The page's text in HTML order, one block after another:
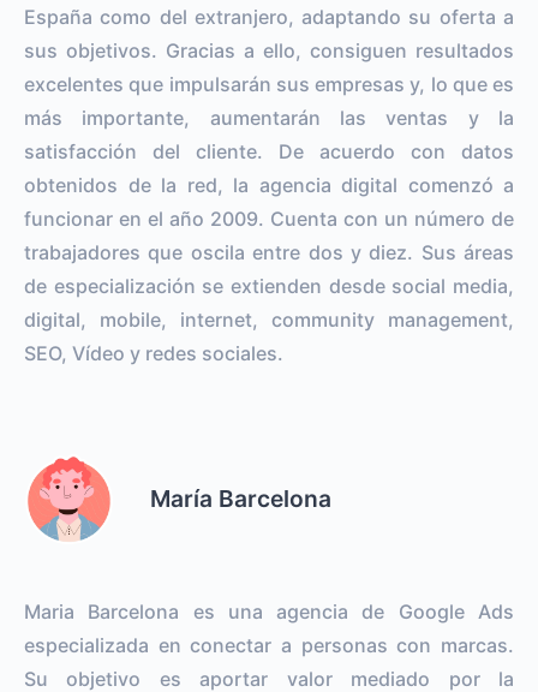
España como del extranjero, adaptando su oferta a
sus objetivos. Gracias a ello, consiguen resultados
excelentes que impulsarán sus empresas y, lo que es
más importante, aumentarán las ventas y la
satisfacción del cliente. De acuerdo con datos
obtenidos de la red, la agencia digital comenzó a
funcionar en el año 2009. Cuenta con un número de
trabajadores que oscila entre dos y diez. Sus áreas
de especialización se extienden desde social media,
digital, mobile, internet, community management,
SEO, Vídeo y redes sociales.
María Barcelona
Maria Barcelona es una agencia de Google Ads
especializada en conectar a personas con marcas.
Su objetivo es aportar valor mediado por la